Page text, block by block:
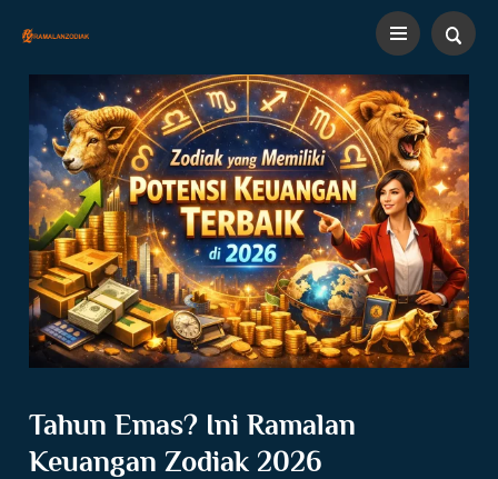
Tahun Emas? Ini Ramalan
Keuangan Zodiak 2026